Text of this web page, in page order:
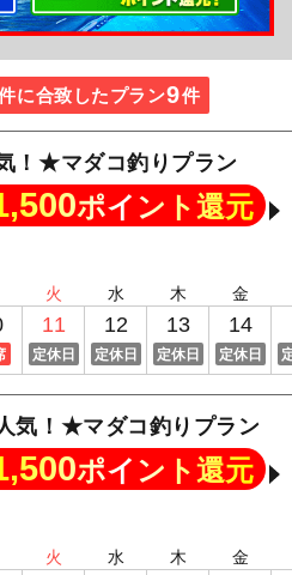
に合致したプラン9件
！★マダコ釣りプラン
ポイント還元
火
11
定休日
水
12
定休日
木
13
定休日
金
14
定休日
気！★マダコ釣りプラン
ポイント還元
火 水 木 金